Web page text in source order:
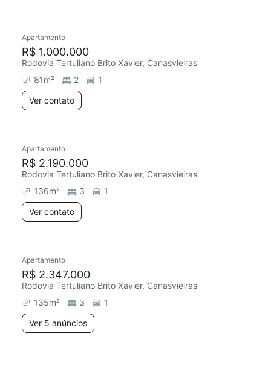
Apartamento
R$ 1.000.000
Rodovia Tertuliano Brito Xavier, Canasvieiras
81m² 2
1
Ver contato
Apartamento
R$ 2.190.000
Rodovia Tertuliano Brito Xavier, Canasvieiras
136m² 3
1
Ver contato
Chegou este mês
Apartamento
R$ 2.347.000
Rodovia Tertuliano Brito Xavier, Canasvieiras
135m² 3
1
Ver 5 anúncios